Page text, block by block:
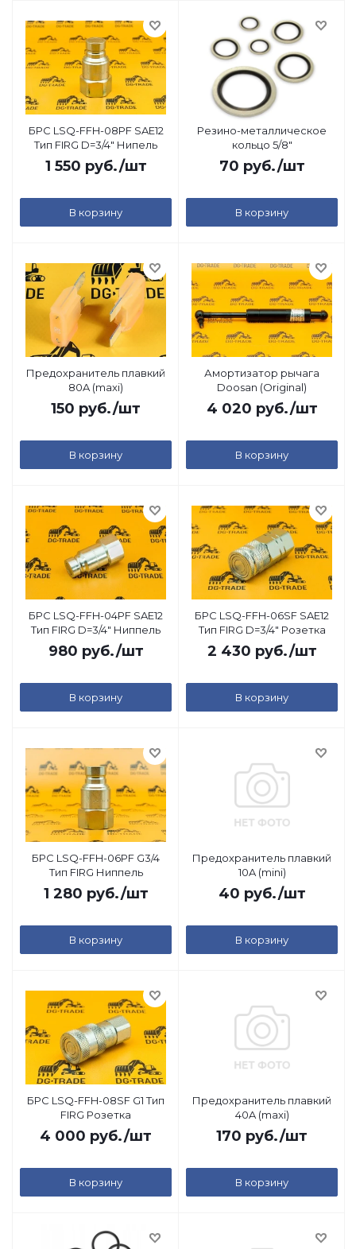
БРС LSQ-FFH-08PF SAE12
Тип FIRG D=3/4" Нипель
1 550 руб./шт
В корзину
Резино-металлическое
кольцо 5/8"
70 руб./шт
В корзину
Предохранитель плавкий
80A (maxi)
150 руб./шт
В корзину
Амортизатор рычага
Doosan (Original)
4 020 руб./шт
В корзину
БРС LSQ-FFH-04PF SAE12
Тип FIRG D=3/4" Ниппель
980 руб./шт
В корзину
БРС LSQ-FFH-06SF SAE12
Тип FIRG D=3/4" Розетка
2 430 руб./шт
В корзину
БРС LSQ-FFH-06PF G3/4
Тип FIRG Ниппель
1 280 руб./шт
В корзину
Предохранитель плавкий
10A (mini)
40 руб./шт
В корзину
БРС LSQ-FFH-08SF G1 Тип
FIRG Розетка
4 000 руб./шт
В корзину
Предохранитель плавкий
40A (maxi)
170 руб./шт
В корзину